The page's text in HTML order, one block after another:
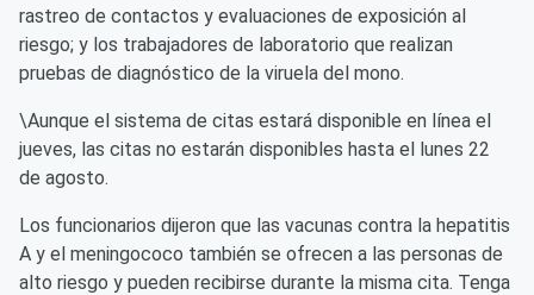
rastreo de contactos y evaluaciones de exposición al
riesgo; y los trabajadores de laboratorio que realizan
pruebas de diagnóstico de la viruela del mono.
\Aunque el sistema de citas estará disponible en línea el
jueves, las citas no estarán disponibles hasta el lunes 22
de agosto.
Los funcionarios dijeron que las vacunas contra la hepatitis
A y el meningococo también se ofrecen a las personas de
alto riesgo y pueden recibirse durante la misma cita. Tenga